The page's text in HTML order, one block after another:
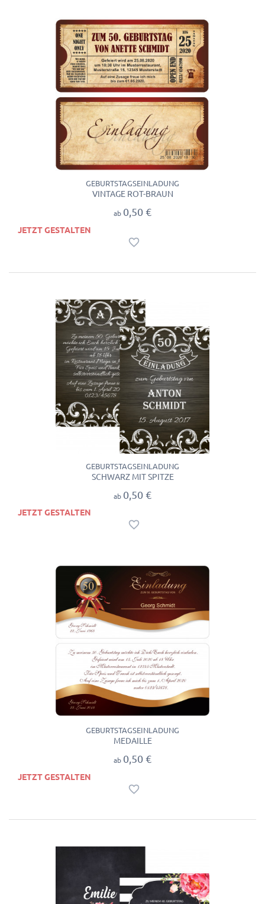
GEBURTSTAGSEINLADUNG
VINTAGE ROT-BRAUN
ab 0,50 €
JETZT GESTALTEN
GEBURTSTAGSEINLADUNG
SCHWARZ MIT SPITZE
ab 0,50 €
JETZT GESTALTEN
GEBURTSTAGSEINLADUNG
MEDAILLE
ab 0,50 €
JETZT GESTALTEN